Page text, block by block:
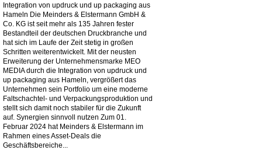
Integration von updruck und up packaging aus
Hameln Die Meinders & Elstermann GmbH &
Co. KG ist seit mehr als 135 Jahren fester
Bestandteil der deutschen Druckbranche und
hat sich im Laufe der Zeit stetig in großen
Schritten weiterentwickelt. Mit der neusten
Erweiterung der Unternehmensmarke MEO
MEDIA durch die Integration von updruck und
up packaging aus Hameln, vergrößert das
Unternehmen sein Portfolio um eine moderne
Faltschachtel- und Verpackungsproduktion und
stellt sich damit noch stabiler für die Zukunft
auf. Synergien sinnvoll nutzen Zum 01.
Februar 2024 hat Meinders & Elstermann im
Rahmen eines Asset-Deals die
Geschäftsbereiche...